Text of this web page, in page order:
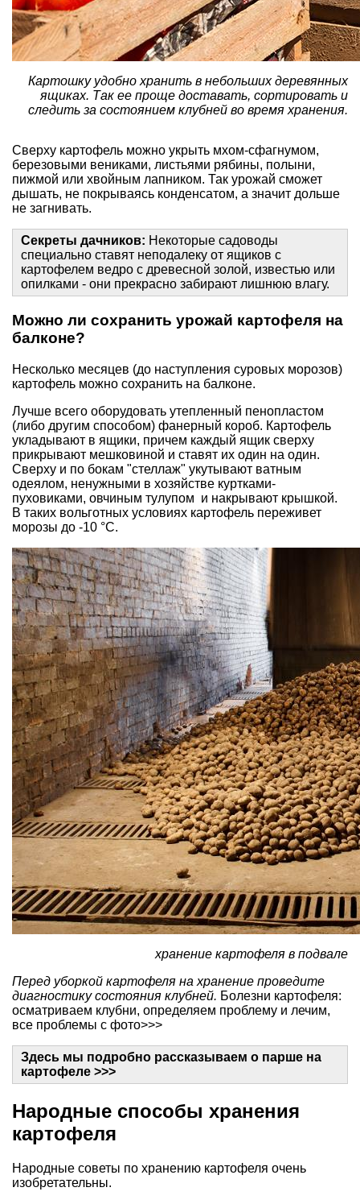
Картошку удобно хранить в небольших деревянных
ящиках. Так ее проще доставать, сортировать и
следить за состоянием клубней во время хранения.
Сверху картофель можно укрыть мхом-сфагнумом,
березовыми вениками, листьями рябины, полыни,
пижмой или хвойным лапником. Так урожай сможет
дышать, не покрываясь конденсатом, а значит дольше
не загнивать.
Секреты дачников: Некоторые садоводы
специально ставят неподалеку от ящиков с
картофелем ведро с древесной золой, известью или
опилками - они прекрасно забирают лишнюю влагу.
Можно ли сохранить урожай картофеля на
балконе?
Несколько месяцев (до наступления суровых морозов)
картофель можно сохранить на балконе.
Лучше всего оборудовать утепленный пенопластом
(либо другим способом) фанерный короб. Картофель
укладывают в ящики, причем каждый ящик сверху
прикрывают мешковиной и ставят их один на один.
Сверху и по бокам "стеллаж" укутывают ватным
одеялом, ненужными в хозяйстве куртками-
пуховиками, овчиным тулупом и накрывают крышкой.
В таких вольготных условиях картофель переживет
морозы до -10 °С.
хранение картофеля в подвале
Перед уборкой картофеля на хранение проведите
диагностику состояния клубней. Болезни картофеля:
осматриваем клубни, определяем проблему и лечим,
все проблемы с фото>>>
Здесь мы подробно рассказываем о парше на
картофеле >>>
Народные способы хранения
картофеля
Народные советы по хранению картофеля очень
изобретательны.